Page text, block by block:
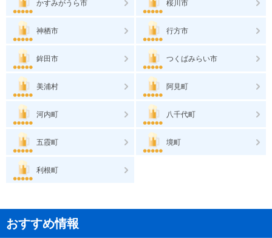
かすみがうら市 桜川市
神栖市 行方市
鉾田市 つくばみらい市
美浦村 阿見町
河内町 八千代町
五霞町 境町
利根町
おすすめ情報